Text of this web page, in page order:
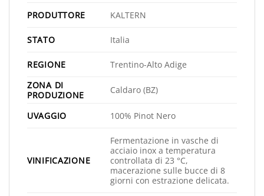
PRODUTTORE KALTERN
STATO Italia
REGIONE
Trentino-Alto Adige
ZONA DI
PRODUZIONE
Caldaro (BZ)
UVAGGIO 100% Pinot Nero
VINIFICAZIONE
Fermentazione in vasche di
acciaio inox a temperatura
controllata di 23 °C,
macerazione sulle bucce di 8
giorni con estrazione delicata.